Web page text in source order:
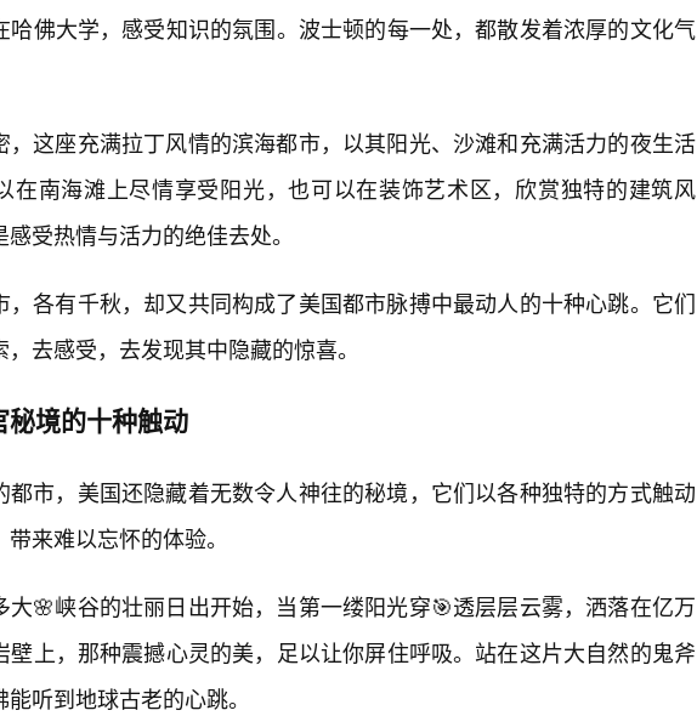
哈佛大学，感受知识的氛围。波士顿的每一处，都散发着浓厚的文化气
，这座充满拉丁风情的滨海都市，以其阳光、沙滩和充满活力的夜生活
在南海滩上尽情享受阳光，也可以在装饰艺术区，欣赏独特的建筑风
受热情与活力的绝佳去处。
，各有千秋，却又共同构成了美国都市脉搏中最动人的十种心跳。它们
去感受，去发现其中隐藏的惊喜。
境的十种触动
都市，美国还隐藏着无数令人神往的秘境，它们以各种独特的方式触动
来难以忘怀的体验。
大🌸峡谷的壮丽日出开始，当第一缕阳光穿🎯透层层云雾，洒落在亿万
壁上，那种震撼心灵的美，足以让你屏住呼吸。站在这片大自然的鬼斧
听到地球古老的心跳。